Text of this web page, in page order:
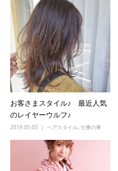
お客さまスタイル♪ 最近人気
のレイヤーウルフ♪
2019.05.03 ヘアスタイル, 仕事の事